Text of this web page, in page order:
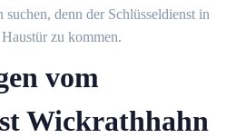
denn der Schlüsseldienst in
zu kommen.
vom
Wickrathhahn